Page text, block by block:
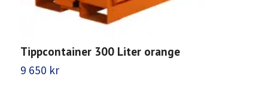
Tippcontainer 300 Liter orange
9 650 kr